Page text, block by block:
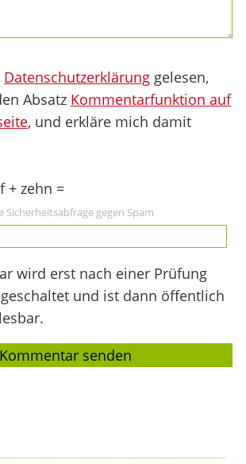
Datenschutzerklärung gelesen,
Absatz Kommentarfunktion auf
, und erkläre mich damit
+ zehn =
Sicherheitsabfrage gegen Spam
wird erst nach einer Prüfung
und ist dann öffentlich